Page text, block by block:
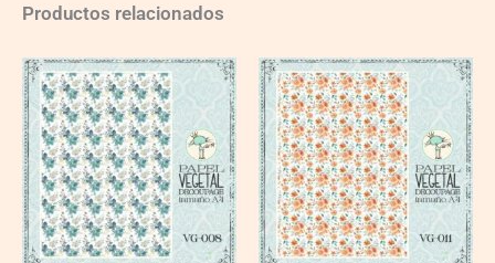
Productos relacionados
VG008
quantity
VG011
quantity